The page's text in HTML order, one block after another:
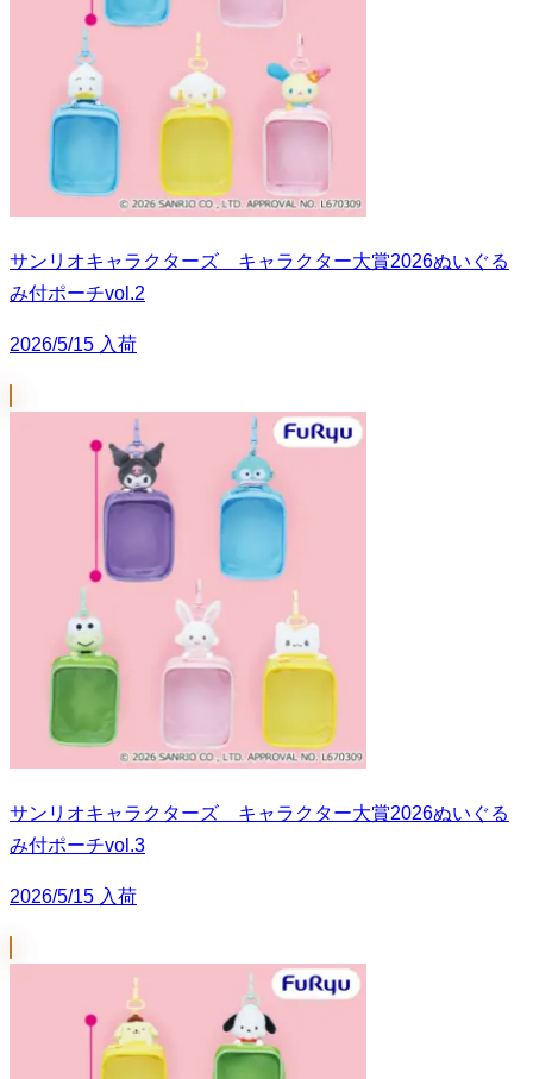
サンリオキャラクターズ キャラクター大賞2026ぬいぐる
み付ポーチvol.2
2026/5/15 入荷
サンリオキャラクターズ キャラクター大賞2026ぬいぐる
み付ポーチvol.3
2026/5/15 入荷